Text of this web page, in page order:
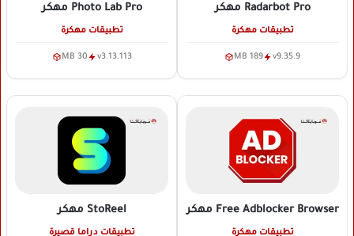
Radarbot Pro مهكر
تطبيقات مهكرة
v9.35.9
189 MB
Photo Lab Pro مهكر
تطبيقات مهكرة
v3.13.113
30 MB
Free Adblocker Browser مهكر
تطبيقات مهكرة
StoReel مهكر
تطبيقات دراما قصيرة